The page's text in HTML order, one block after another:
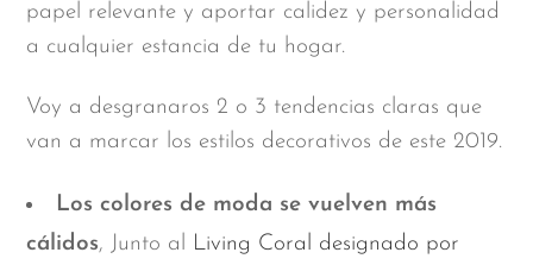
papel relevante y aportar calidez y personalidad
a cualquier estancia de tu hogar.
Voy a desgranaros 2 o 3 tendencias claras que
van a marcar los estilos decorativos de este 2019.
Los colores de moda se vuelven más
cálidos, Junto al Living Coral designado por